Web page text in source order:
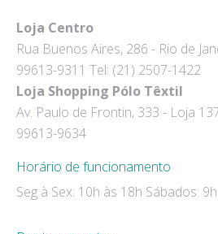
opens
in
new
window
opens
in
new
window
Loja Centro
Rua Buenos Aires, 286 - Rio de
99613-9311 Tel: (21) 2507-1422
Loja Shopping Pólo Têxtil
Av. Paulo de Frontin, 333 - Loja
99613-9634
Horário de funcionamento
Seg à Sex: 10h às 18h Sábados: